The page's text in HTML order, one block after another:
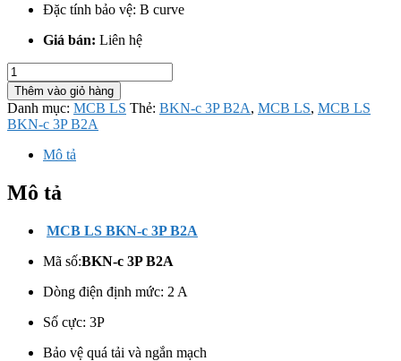
Đặc tính bảo vệ: B curve
Giá bán: Liên hệ
MCB
LS
BKN-
c
3P
B2A
lượng
Thêm vào giỏ hàng
Danh mục: MCB LS Thẻ: BKN-c 3P B2A, MCB LS, MCB LS
BKN-c 3P B2A
Mô tả
Mô tả
MCB LS BKN-c 3P B2A
Mã số:BKN-c 3P B2A
Dòng điện định mức: 2 A
Số cực: 3P
Bảo vệ quá tải và ngắn mạch